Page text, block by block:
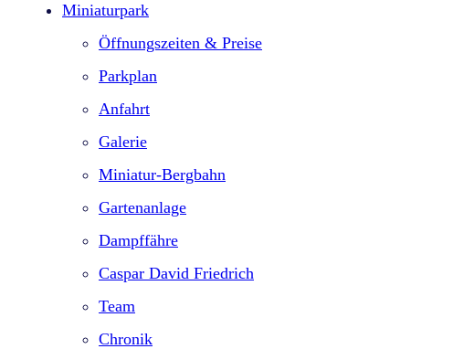
Miniaturpark
Öffnungszeiten & Preise
Parkplan
Anfahrt
Galerie
Miniatur-Bergbahn
Gartenanlage
Dampffähre
Caspar David Friedrich
Team
Chronik